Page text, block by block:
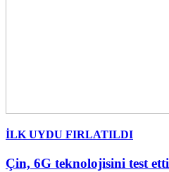
İLK UYDU FIRLATILDI
Çin, 6G teknolojisini test etti